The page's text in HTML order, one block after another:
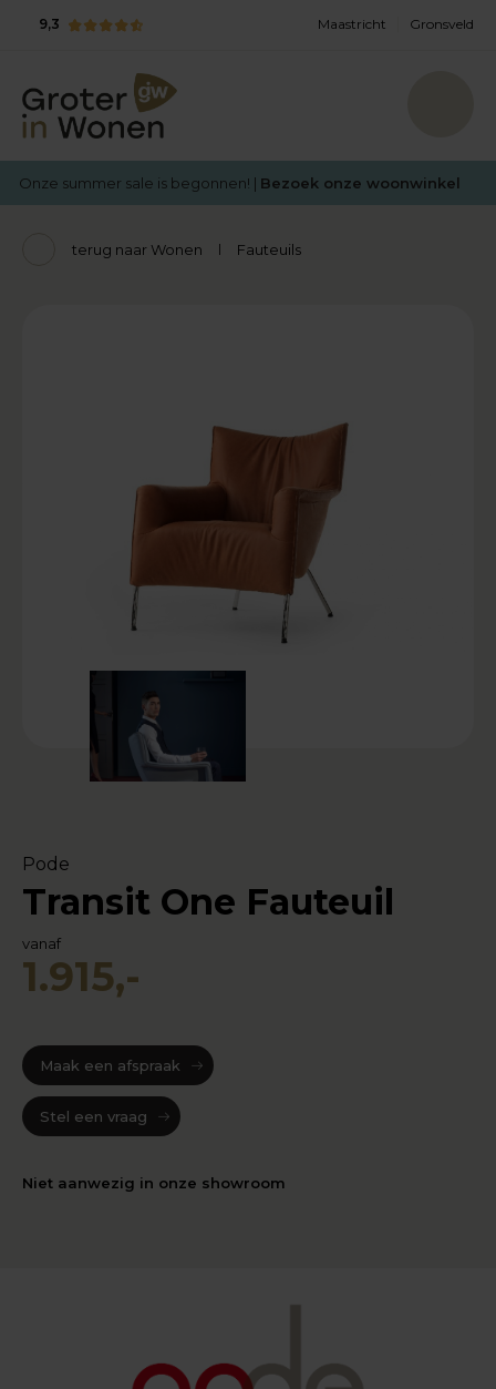
9,3 Maastricht Gronsveld
Onze summer sale is begonnen! | Bezoek onze woonwinkel
terug naar Wonen Fauteuils
Pode
Transit One Fauteuil
vanaf
1.915,-
Maak een afspraak
Stel een vraag
Niet aanwezig in onze showroom